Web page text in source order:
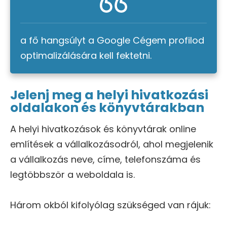
a fő hangsúlyt a Google Cégem profilod
optimalizálására kell fektetni.
Jelenj meg a helyi hivatkozási
oldalakon és könyvtárakban
A helyi hivatkozások és könyvtárak online
említések a vállalkozásodról, ahol megjelenik
a vállalkozás neve, címe, telefonszáma és
legtöbbször a weboldala is.
Három okból kifolyólag szükséged van rájuk: